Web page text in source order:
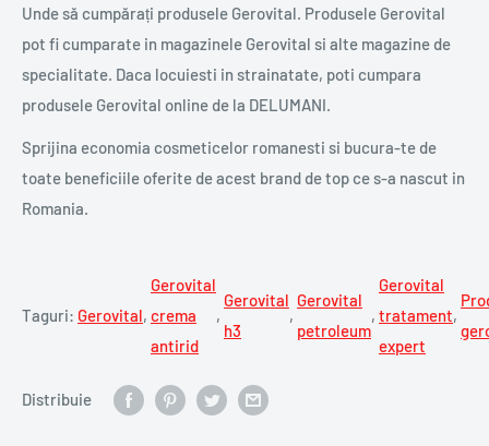
Unde să cumpărați produsele Gerovital. Produsele Gerovital
pot fi cumparate in magazinele Gerovital si alte magazine de
specialitate. Daca locuiesti in strainatate, poti cumpara
produsele Gerovital online de la DELUMANI.
Sprijina economia cosmeticelor romanesti si bucura-te de
toate beneficiile oferite de acest brand de top ce s-a nascut in
Romania.
Taguri: Gerovital,
Gerovital
crema
antirid
,
Gerovital
h3
,
Gerovital
petroleum
,
Gerovital
tratament
expert
,
Distribuie